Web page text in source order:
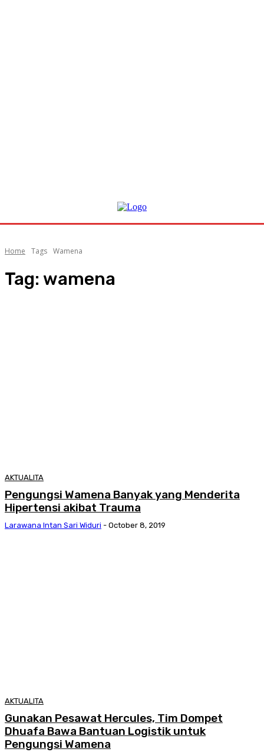
Home Tags Wamena
Tag: wamena
AKTUALITA
Pengungsi Wamena Banyak yang Menderita
Hipertensi akibat Trauma
Larawana Intan Sari Widuri - October 8, 2019
AKTUALITA
Gunakan Pesawat Hercules, Tim Dompet
Dhuafa Bawa Bantuan Logistik untuk
Pengungsi Wamena